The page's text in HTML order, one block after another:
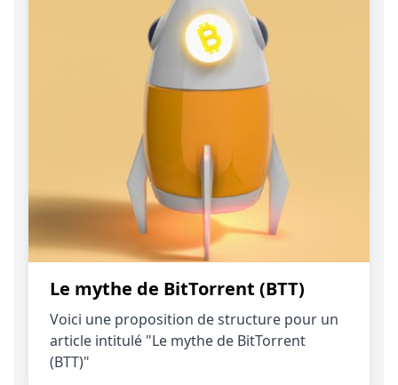
Le mythe de BitTorrent (BTT)
Voici une proposition de structure pour un
article intitulé "Le mythe de BitTorrent
(BTT)"